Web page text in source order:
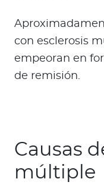
con esclerosis
empeoran en
de remisión.
Causas
múltiple